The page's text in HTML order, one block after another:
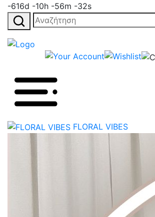
-616d -10h -56m -32s
Αναζήτηση
για:
FLORAL VIBES